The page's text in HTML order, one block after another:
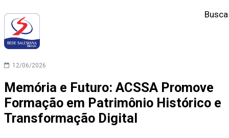
Busca
12/06/2026
Memória e Futuro: ACSSA Promove
Formação em Patrimônio Histórico e
Transformação Digital